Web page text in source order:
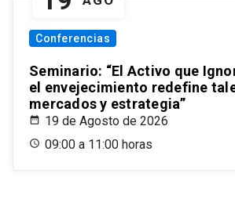
Conferencias
Seminario: “El Activo que
el envejecimiento redefine
mercados y estrategia”
19 de Agosto de 2026
09:00 a 11:00 horas